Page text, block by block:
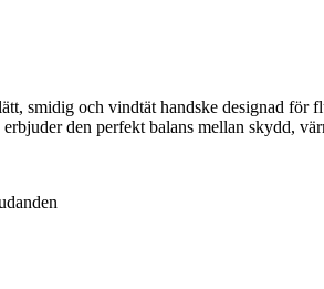
smidig och vindtät handske designad för
den perfekt balans mellan skydd,